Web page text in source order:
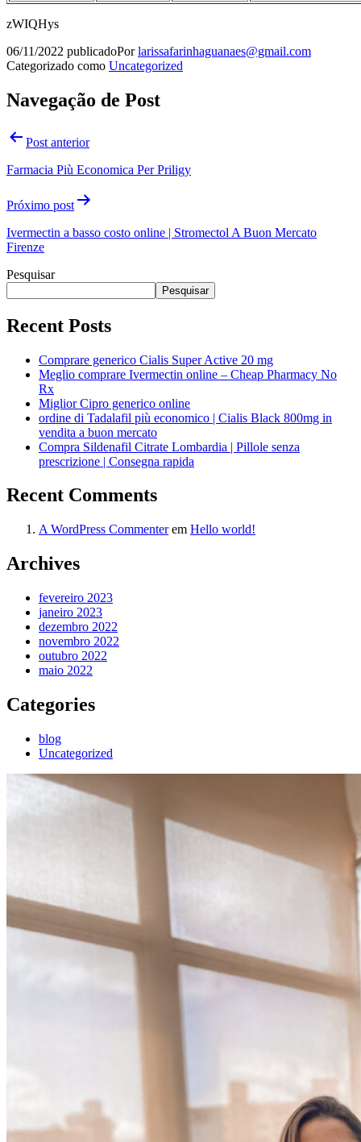
zWIQHys
06/11/2022 publicadoPorlarissafarinhaguanaes@gmail.com
Categorizado como Uncategorized
Navegação de Post
Post anterior
Farmacia Più Economica Per Priligy
Próximo post
Ivermectin a basso costo online | Stromectol A Buon Mercato
Firenze
Pesquisar
Pesquisar
Recent Posts
Comprare generico Cialis Super Active 20 mg
Meglio comprare Ivermectin online – Cheap Pharmacy No
Rx
Miglior Cipro generico online
ordine di Tadalafil più economico | Cialis Black 800mg in
vendita a buon mercato
Compra Sildenafil Citrate Lombardia | Pillole senza
prescrizione | Consegna rapida
Recent Comments
A WordPress Commenterem Hello world!
Archives
fevereiro 2023
janeiro 2023
dezembro 2022
novembro 2022
outubro 2022
maio 2022
Categories
blog
Uncategorized